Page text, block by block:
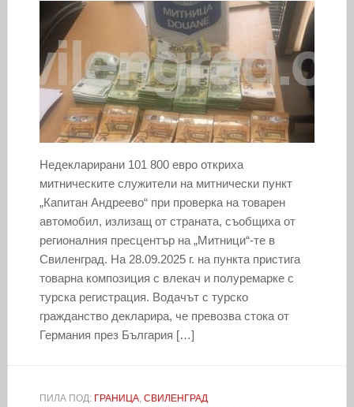
Недекларирани 101 800 евро откриха
митническите служители на митнически пункт
„Капитан Андреево“ при проверка на товарен
автомобил, излизащ от страната, съобщиха от
регионалния пресцентър на „Митници“-те в
Свиленград. На 28.09.2025 г. на пункта пристига
товарна композиция с влекач и полуремарке с
турска регистрация. Водачът с турско
гражданство декларира, че превозва стока от
Германия през България […]
ПИЛА ПОД: ГРАНИЦА, СВИЛЕНГРАД